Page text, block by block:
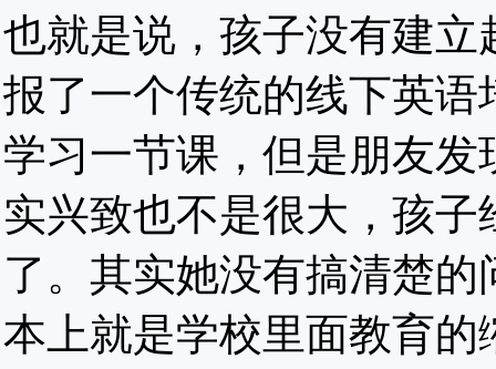
也就是说，孩子没有建
报了一个传统的线下英
学习一节课，但是朋友
实兴致也不是很大，孩
了。其实她没有搞清楚
本上就是学校里面教育